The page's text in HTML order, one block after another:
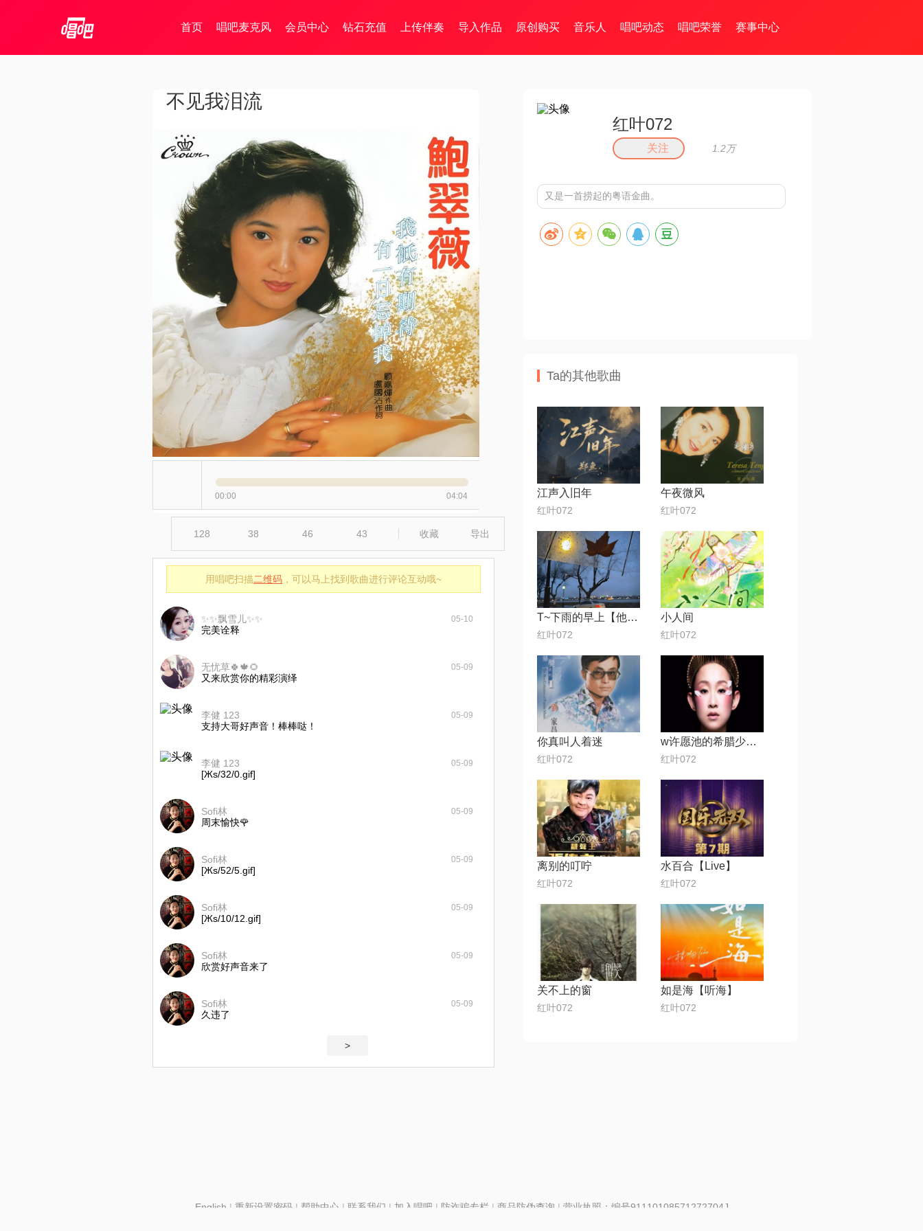
首页 唱吧麦克风 会员中心 钻石充值 上传伴奏 导入作品 原创购买 音乐人 唱吧动态 唱吧荣誉 赛事中心
不见我泪流
00:00 04:04
128 38 46 43 收藏 导出
用唱吧扫描二维码 ，可以马上找到歌曲进行评论互动哦~
✨✨飘雪儿✨✨ 05-10
完美诠释
无忧草🍀🍁🌻 05-09
又来欣赏你的精彩演绎
李健 123 05-09
支持大哥好声音！棒棒哒！
李健 123 05-09
[Жs/32/0.gif]
Sofi林 05-09
周末愉快🌹
Sofi林 05-09
[Жs/52/5.gif]
Sofi林 05-09
[Жs/10/12.gif]
Sofi林 05-09
欣赏好声音来了
Sofi林 05-09
久违了
>
红叶072
关注 1.2万
又是一首捞起的粤语金曲。
Ta的其他歌曲
江声入旧年
红叶072
午夜微风
红叶072
T~下雨的早上【他方~周启生篇34】
红叶072
小人间
红叶072
你真叫人着迷
红叶072
w许愿池的希腊少女[2026'Live粤语版]【edit by 风中】
红叶072
离别的叮咛
红叶072
水百合【Live】
红叶072
关不上的窗
红叶072
如是海【听海】
红叶072
English | 重新设置密码| 帮助中心 | 联系我们 | 加入唱吧 | 防诈骗专栏 | 商品防伪查询 | 营业执照：编号91110108571272704J